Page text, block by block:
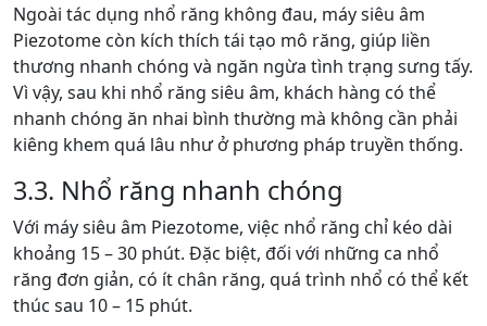
Ngoài tác dụng nhổ răng không đau, máy siêu âm
Piezotome còn kích thích tái tạo mô răng, giúp liền
thương nhanh chóng và ngăn ngừa tình trạng sưng tấy.
Vì vậy, sau khi nhổ răng siêu âm, khách hàng có thể
nhanh chóng ăn nhai bình thường mà không cần phải
kiêng khem quá lâu như ở phương pháp truyền thống.
3.3. Nhổ răng nhanh chóng
Với máy siêu âm Piezotome, việc nhổ răng chỉ kéo dài
khoảng 15 – 30 phút. Đặc biệt, đối với những ca nhổ
răng đơn giản, có ít chân răng, quá trình nhổ có thể kết
thúc sau 10 – 15 phút.